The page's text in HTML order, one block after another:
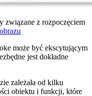
związane z rozpoczęciem
może być ekscytującym
jest dokładne
zależała od kilku
obiektu i funkcji, które